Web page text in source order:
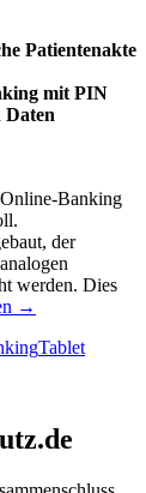
Patientenakte
mit PIN
Daten
Banking
der
werden. Dies
→
Tablet
e.V.